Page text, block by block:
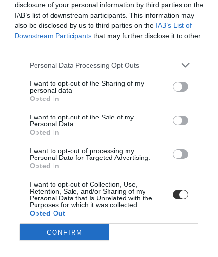
disclosure of your personal information by third parties on the
IAB’s list of downstream participants. This information may
also be disclosed by us to third parties on the IAB’s List of
Downstream Participants that may further disclose it to other
Personal Data Processing Opt Outs
I want to opt-out of the Sharing of my
personal data.
Opted In
I want to opt-out of the Sale of my
Personal Data.
Opted In
I want to opt-out of processing my
Personal Data for Targeted Advertising.
Opted In
I want to opt-out of Collection, Use,
Retention, Sale, and/or Sharing of my
Personal Data that Is Unrelated with the
Purposes for which it was collected.
Opted Out
CONFIRM
október 23
fiatalok
nagykorú